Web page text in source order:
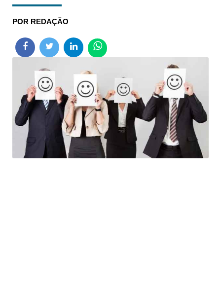
REDAÇÃO